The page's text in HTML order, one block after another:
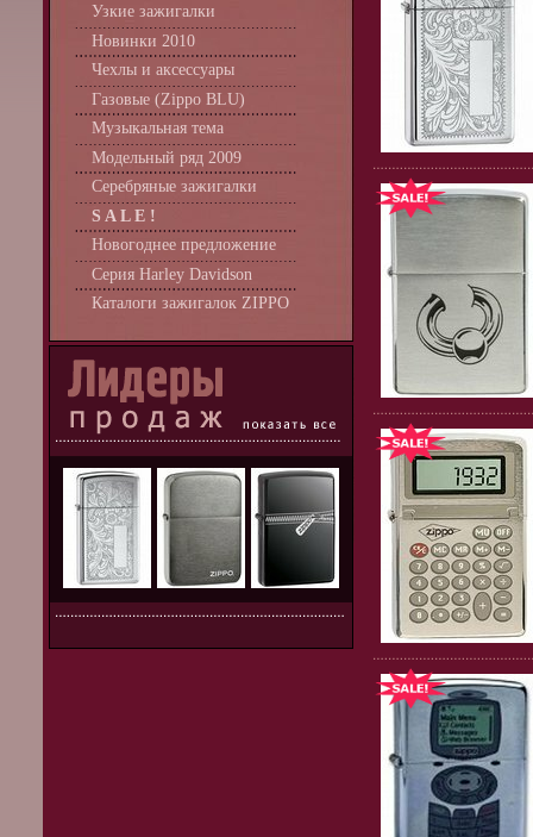
Узкие зажигалки
Новинки 2010
Чехлы и аксессуары
Газовые (Zippo BLU)
Музыкальная тема
Модельный ряд 2009
Серебряные зажигалки
S A L E !
Новогоднее предложение
Серия Harley Davidson
Каталоги зажигалок ZIPPO